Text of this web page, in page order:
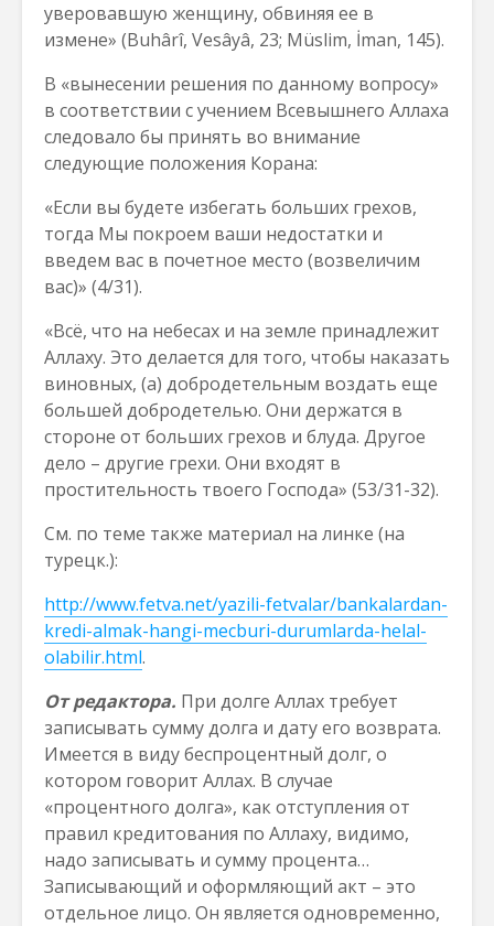
уверовавшую женщину, обвиняя ее в
измене» (Buhârî, Vesâyâ, 23; Müslim, İman, 145).
В «вынесении решения по данному вопросу»
в соответствии с учением Всевышнего Аллаха
следовало бы принять во внимание
следующие положения Корана:
«Если вы будете избегать больших грехов,
тогда Мы покроем ваши недостатки и
введем вас в почетное место (возвеличим
вас)» (4/31).
«Всё, что на небесах и на земле принадлежит
Аллаху. Это делается для того, чтобы наказать
виновных, (а) добродетельным воздать еще
большей добродетелью. Они держатся в
стороне от больших грехов и блуда. Другое
дело – другие грехи. Они входят в
простительность твоего Господа» (53/31-32).
См. по теме также материал на линке (на
турецк.):
http://www.fetva.net/yazili-fetvalar/bankalardan-
kredi-almak-hangi-mecburi-durumlarda-helal-
olabilir.html.
От редактора. При долге Аллах требует
записывать сумму долга и дату его возврата.
Имеется в виду беспроцентный долг, о
котором говорит Аллах. В случае
«процентного долга», как отступления от
правил кредитования по Аллаху, видимо,
надо записывать и сумму процента…
Записывающий и оформляющий акт – это
отдельное лицо. Он является одновременно,